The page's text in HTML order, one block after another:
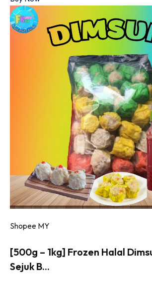
Shopee MY
[500g – 1kg] Frozen Halal
Sejuk B...